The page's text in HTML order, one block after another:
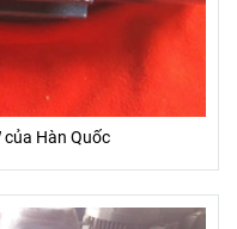
Hàn Quốc